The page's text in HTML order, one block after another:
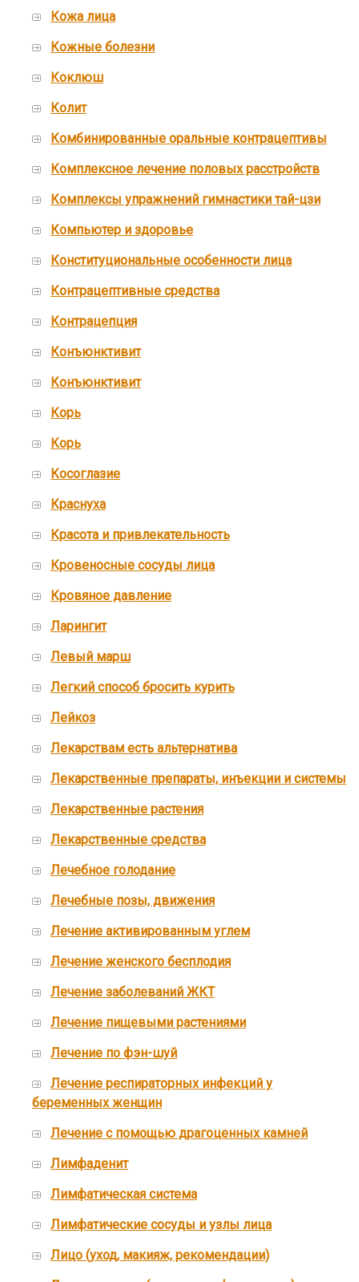
Кожа лица
Кожные болезни
Коклюш
Колит
Комбинированные оральные контрацептивы
Комплексное лечение половых расстройств
Комплексы упражнений гимнастики тай-цзи
Компьютер и здоровье
Конституциональные особенности лица
Контрацептивные средства
Контрацепция
Конъюнктивит
Конъюнктивит
Корь
Корь
Косоглазие
Краснуха
Красота и привлекательность
Кровеносные сосуды лица
Кровяное давление
Ларингит
Левый марш
Легкий способ бросить курить
Лейкоз
Лекарствам есть альтернатива
Лекарственные препараты, инъекции и системы
Лекарственные растения
Лекарственные средства
Лечебное голодание
Лечебные позы, движения
Лечение активированным углем
Лечение женского бесплодия
Лечение заболеваний ЖКТ
Лечение пищевыми растениями
Лечение по фэн-шуй
Лечение респираторных инфекций у
беременных женщин
Лечение с помощью драгоценных камней
Лимфаденит
Лимфатическая система
Лимфатические сосуды и узлы лица
Лицо (уход, макияж, рекомендации)